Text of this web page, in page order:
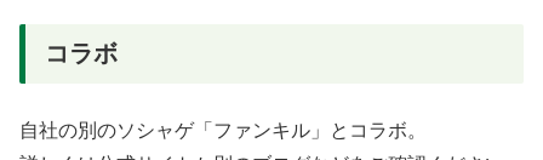
コラボ
自社の別のソシャゲ「ファンキル」とコラボ。